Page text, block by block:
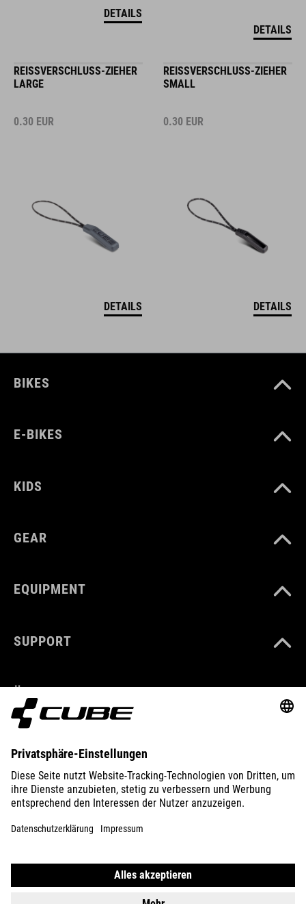
DETAILS
DETAILS
REISSVERSCHLUSS-ZIEHER L
ARGE
0.30 EUR
DETAILS
REISSVERSCHLUSS-ZIEHER S
MALL
0.30 EUR
DETAILS
BIKES
E-BIKES
KIDS
GEAR
EQUIPMENT
SUPPORT
ÜBER UNS